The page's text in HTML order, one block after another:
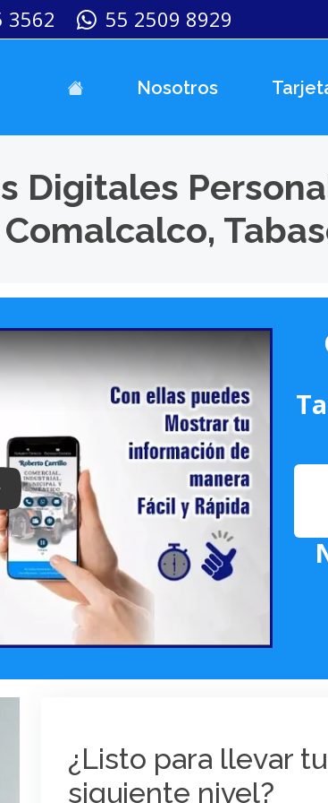
3562 55 2509 8929
Nosotros
Digitales
Keynote (Google I/O '18)
¿Listo para llevar
siguiente nivel?